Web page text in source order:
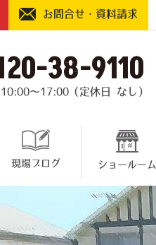
お問合せ・資料請求
38-9110
～17:00（定休日 なし）
現場ブログ ショールーム